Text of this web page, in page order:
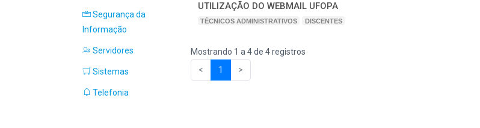
Segurança da
Informação
Servidores
Sistemas
Telefonia
UTILIZAÇÃO DO WEBMAIL UFOPA
TÉCNICOS ADMINISTRATIVOS DISCENTES
Mostrando 1 a 4 de 4 registros
<
1 >